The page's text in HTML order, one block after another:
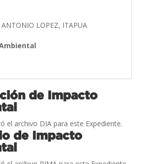
ANTONIO LOPEZ, ITAPUA
de Impacto
el archivo DIA para este Expediente.
de Impacto